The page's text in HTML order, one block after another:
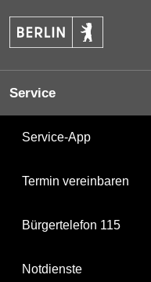
Service
Service-App
Termin vereinbaren
Bürgertelefon 115
Notdienste